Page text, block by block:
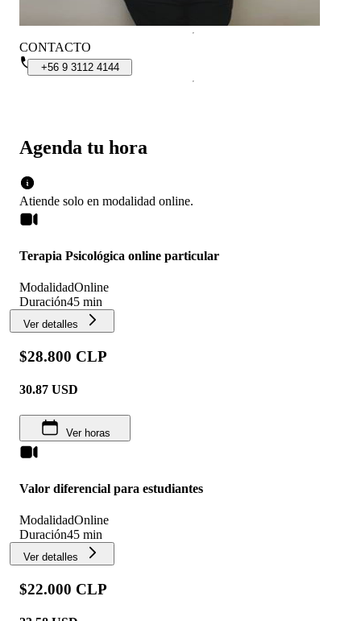
Agenda tu hora
Atiende solo en modalidad online.
Terapia Psicológica online particular
ModalidadOnline
Duración45 min
Ver detalles
$28.800 CLP
30.87 USD
Ver horas
Valor diferencial para estudiantes
ModalidadOnline
Duración45 min
Ver detalles
$22.000 CLP
CONTACTO
+56 9 3112 4144